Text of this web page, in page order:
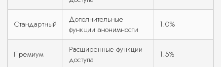
Стандартный
Дополнительные
функции анонимности
1.0%
Премиум
Расширенные функции
доступа
1.5%